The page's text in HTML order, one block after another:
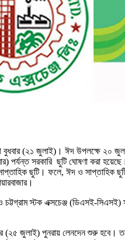
(২১ জুলাই)। ঈদ উপলক্ষে ২০
পর্যন্ত সরকারি ছুটি ঘোষণা করা
ছুটি। ফলে, ঈদ ও সাপ্তাহিক
চট্টগ্রাম স্টক এক্সচেঞ্জ (ডিএসই-
(২৫ জুলাই) পুনরায় লেনদেন শুরু হবে।